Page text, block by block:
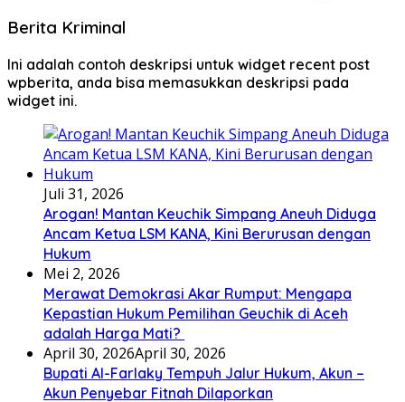
Berita Kriminal
Ini adalah contoh deskripsi untuk widget recent post
wpberita, anda bisa memasukkan deskripsi pada
widget ini.
Juli 31, 2026
Arogan! Mantan Keuchik Simpang Aneuh Diduga
Ancam Ketua LSM KANA, Kini Berurusan dengan
Hukum
Mei 2, 2026
Merawat Demokrasi Akar Rumput: Mengapa
Kepastian Hukum Pemilihan Geuchik di Aceh
adalah Harga Mati? ‎
April 30, 2026April 30, 2026
Bupati Al-Farlaky Tempuh Jalur Hukum, Akun –
Akun Penyebar Fitnah Dilaporkan